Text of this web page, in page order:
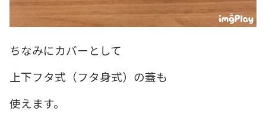
ちなみにカバーとして
上下フタ式（フタ身式）の蓋も
使えます。